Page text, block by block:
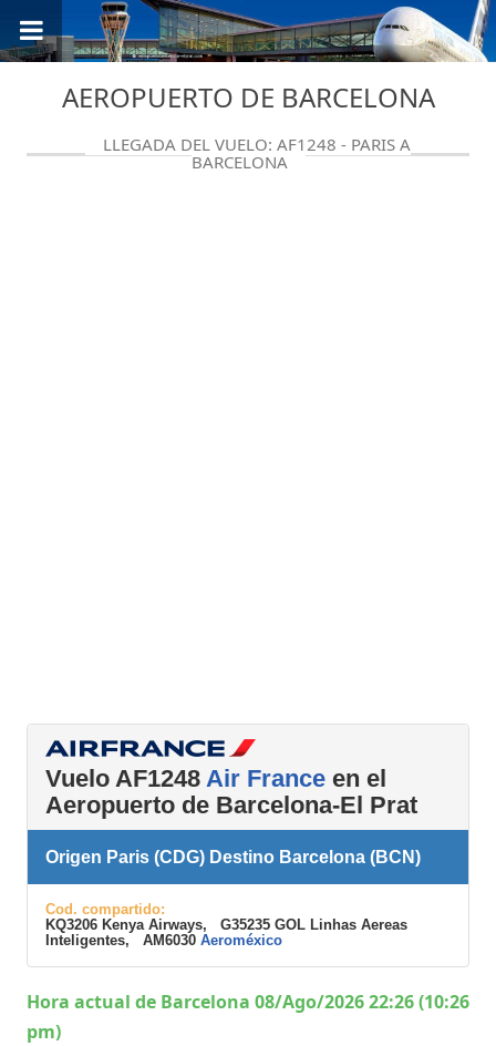
AEROPUERTO DE BARCELONA
LLEGADA DEL VUELO: AF1248 - PARIS A
BARCELONA
Vuelo AF1248 Air France en el
Aeropuerto de Barcelona-El Prat
Origen Paris (CDG) Destino Barcelona (BCN)
Cod. compartido:
KQ3206 Kenya Airways, G35235 GOL Linhas Aereas
Inteligentes, AM6030 Aeroméxico
Hora actual de Barcelona 08/Ago/2026 22:26 (10:26
pm)